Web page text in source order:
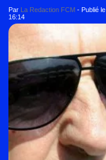
Par La Redaction FCM - Publié le
16:14